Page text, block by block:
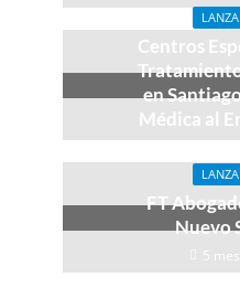
3
Centros
en
Médica al
FT
Nuevo
5